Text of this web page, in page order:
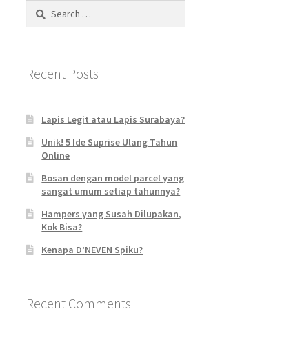
Search
Recent Posts
Lapis Legit atau Lapis Surabaya?
Unik! 5 Ide Suprise Ulang Tahun
Online
Bosan dengan model parcel yang
sangat umum setiap tahunnya?
Hampers yang Susah Dilupakan,
Kok Bisa?
Kenapa D’NEVEN Spiku?
Recent Comments